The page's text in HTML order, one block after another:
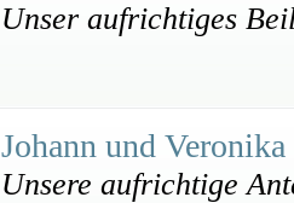
Unser aufrichtiges
Johann und
Unsere aufrichtige